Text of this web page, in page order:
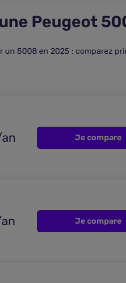
Peugeot
5008 en 2025 : comparez
Je compare
Je compare